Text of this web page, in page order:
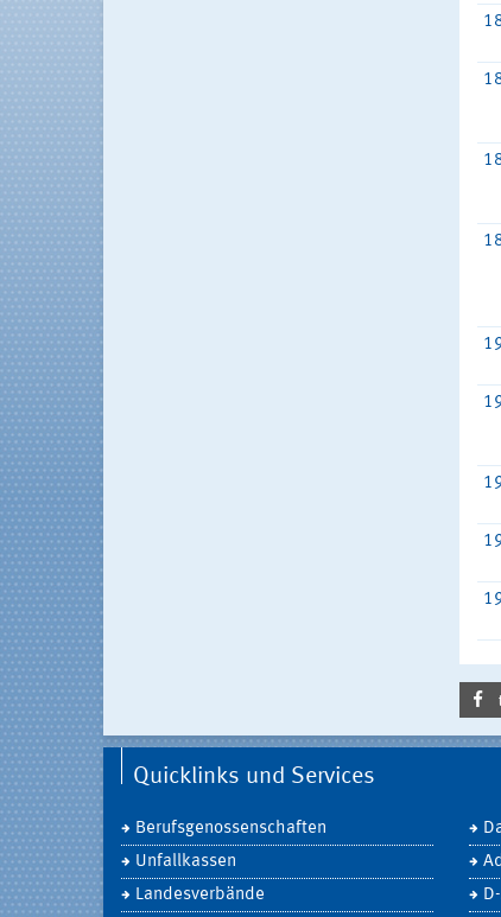
Quicklinks und Services
Berufsgenossenschaften
Unfallkassen
Landesverbände